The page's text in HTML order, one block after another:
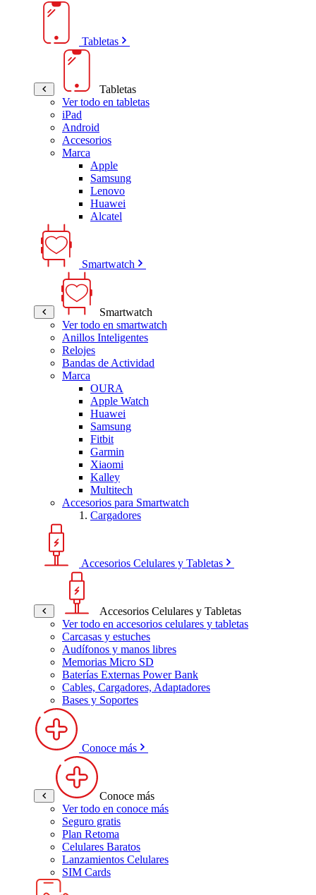
Tabletas
Tabletas
Ver todo en tabletas
iPad
Android
Accesorios
Marca
Apple
Samsung
Lenovo
Huawei
Alcatel
Smartwatch
Smartwatch
Ver todo en smartwatch
Anillos Inteligentes
Relojes
Bandas de Actividad
Marca
OURA
Apple Watch
Huawei
Samsung
Fitbit
Garmin
Xiaomi
Kalley
Multitech
Accesorios para Smartwatch
Cargadores
Accesorios Celulares y Tabletas
Accesorios Celulares y Tabletas
Ver todo en accesorios celulares y tabletas
Carcasas y estuches
Audífonos y manos libres
Memorias Micro SD
Baterías Externas Power Bank
Cables, Cargadores, Adaptadores
Bases y Soportes
Conoce más
Conoce más
Ver todo en conoce más
Seguro gratis
Plan Retoma
Celulares Baratos
Lanzamientos Celulares
SIM Cards